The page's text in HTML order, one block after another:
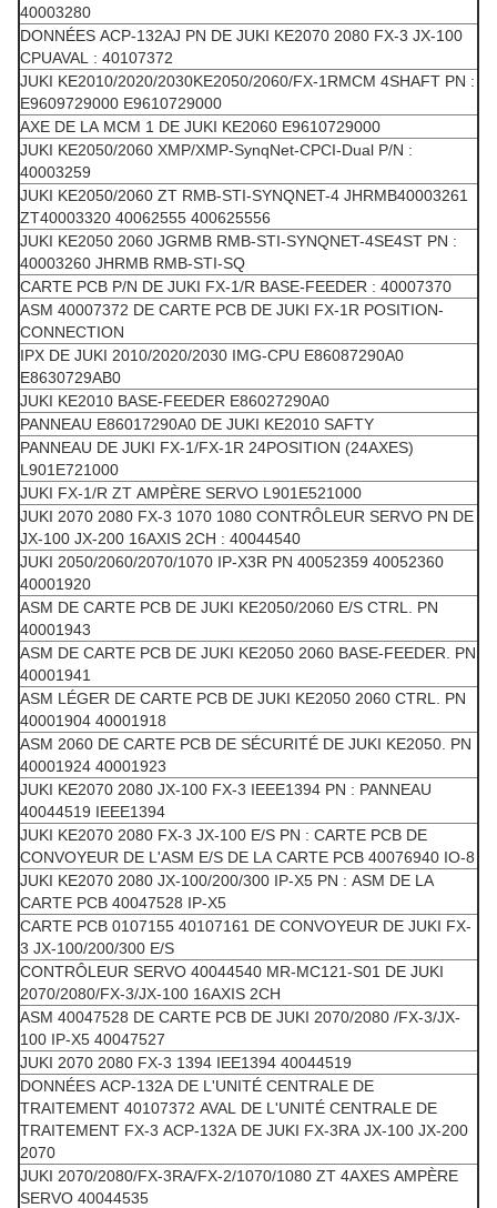
40003280
DONNÉES ACP-132AJ PN DE JUKI KE2070 2080 FX-3 JX-100
CPUAVAL : 40107372
JUKI KE2010/2020/2030KE2050/2060/FX-1RMCM 4SHAFT PN :
E9609729000 E9610729000
AXE DE LA MCM 1 DE JUKI KE2060 E9610729000
JUKI KE2050/2060 XMP/XMP-SynqNet-CPCI-Dual P/N :
40003259
JUKI KE2050/2060 ZT RMB-STI-SYNQNET-4 JHRMB40003261
ZT40003320 40062555 400625556
JUKI KE2050 2060 JGRMB RMB-STI-SYNQNET-4SE4ST PN :
40003260 JHRMB RMB-STI-SQ
CARTE PCB P/N DE JUKI FX-1/R BASE-FEEDER : 40007370
ASM 40007372 DE CARTE PCB DE JUKI FX-1R POSITION-
CONNECTION
IPX DE JUKI 2010/2020/2030 IMG-CPU E86087290A0
E8630729AB0
JUKI KE2010 BASE-FEEDER E86027290A0
PANNEAU E86017290A0 DE JUKI KE2010 SAFTY
PANNEAU DE JUKI FX-1/FX-1R 24POSITION (24AXES)
L901E721000
JUKI FX-1/R ZT AMPÈRE SERVO L901E521000
JUKI 2070 2080 FX-3 1070 1080 CONTRÔLEUR SERVO PN DE
JX-100 JX-200 16AXIS 2CH : 40044540
JUKI 2050/2060/2070/1070 IP-X3R PN 40052359 40052360
40001920
ASM DE CARTE PCB DE JUKI KE2050/2060 E/S CTRL. PN
40001943
ASM DE CARTE PCB DE JUKI KE2050 2060 BASE-FEEDER. PN
40001941
ASM LÉGER DE CARTE PCB DE JUKI KE2050 2060 CTRL. PN
40001904 40001918
ASM 2060 DE CARTE PCB DE SÉCURITÉ DE JUKI KE2050. PN
40001924 40001923
JUKI KE2070 2080 JX-100 FX-3 IEEE1394 PN : PANNEAU
40044519 IEEE1394
JUKI KE2070 2080 FX-3 JX-100 E/S PN : CARTE PCB DE
CONVOYEUR DE L'ASM E/S DE LA CARTE PCB 40076940 IO-8
JUKI KE2070 2080 JX-100/200/300 IP-X5 PN : ASM DE LA
CARTE PCB 40047528 IP-X5
CARTE PCB 0107155 40107161 DE CONVOYEUR DE JUKI FX-
3 JX-100/200/300 E/S
CONTRÔLEUR SERVO 40044540 MR-MC121-S01 DE JUKI
2070/2080/FX-3/JX-100 16AXIS 2CH
ASM 40047528 DE CARTE PCB DE JUKI 2070/2080 /FX-3/JX-
100 IP-X5 40047527
JUKI 2070 2080 FX-3 1394 IEE1394 40044519
DONNÉES ACP-132A DE L'UNITÉ CENTRALE DE
TRAITEMENT 40107372 AVAL DE L'UNITÉ CENTRALE DE
TRAITEMENT FX-3 ACP-132A DE JUKI FX-3RA JX-100 JX-200
2070
JUKI 2070/2080/FX-3RA/FX-2/1070/1080 ZT 4AXES AMPÈRE
SERVO 40044535